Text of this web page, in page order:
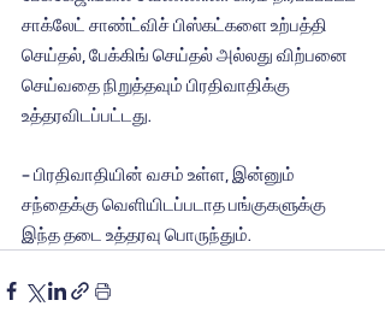
சாக்லேட் சாண்ட்விச் பிஸ்கட்களை உற்பத்தி
செய்தல், பேக்கிங் செய்தல் அல்லது விற்பனை
செய்வதை நிறுத்தவும் பிரதிவாதிக்கு
உத்தரவிடப்பட்டது.
- பிரதிவாதியின் வசம் உள்ள, இன்னும்
சந்தைக்கு வெளியிடப்படாத பங்குகளுக்கு
இந்த தடை உத்தரவு பொருந்தும்.